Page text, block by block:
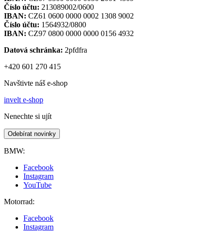
Číslo účtu: 213089002/0600
IBAN: CZ61 0600 0000 0002 1308 9002
Číslo účtu: 1564932/0800
IBAN: CZ97 0800 0000 0000 0156 4932
Datová schránka: 2pfdfra
+420 601 270 415
Navštivte náš e-shop
invelt e-shop
Nenechte si ujít
Odebírat novinky
BMW:
Facebook
Instagram
YouTube
Motorrad:
Facebook
Instagram